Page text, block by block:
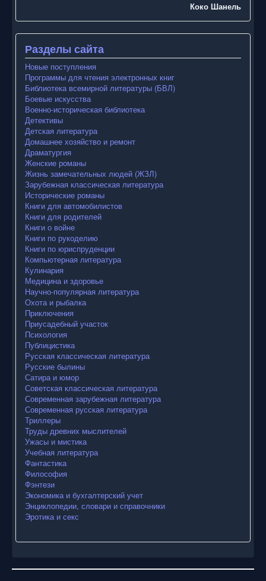
Коко Шанель
Разделы сайта
Новые поступления
Программы для чтения электронных книг
Библиотека всемирной литературы (БВЛ)
Боевые искусства
Военно-историческая библиотека
Детективы
Детская литература
Домашнее хозяйство и ремонт
Драматургия
Женские романы
Жизнь замечательных людей (ЖЗЛ)
Зарубежная классическая литература
Исторические романы
Книги для автомобилистов
Книги для родителей
Книги о войне
Книги по рукоделию
Книги по юриспруденции
Компьютерная литература
Кулинария
Медицина и здоровье
Научно-популярная литература
Охота и рыбалка
Приключения
Приусадебный участок
Психология
Публицистика
Русская классическая литература
Русские былины
Сатира и юмор
Советская классическая литература
Современная зарубежная литература
Современная русская литература
Триллеры
Труды древних мыслителей
Ужасы и мистика
Учебная литература
Фантастика
Философия
Фэнтези
Экономика и бухгалтерский учет
Энциклопедии, словари и справочники
Эротика и секс